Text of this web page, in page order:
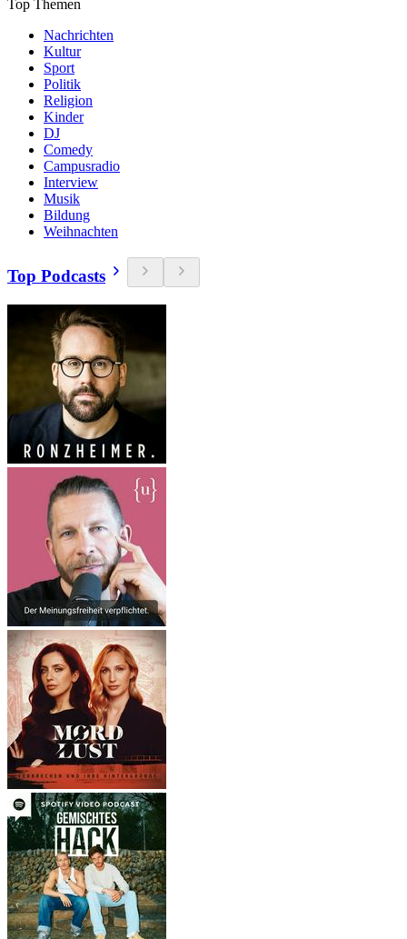
Top Themen
Nachrichten
Kultur
Sport
Politik
Religion
Kinder
DJ
Comedy
Campusradio
Interview
Musik
Bildung
Weihnachten
Top Podcasts